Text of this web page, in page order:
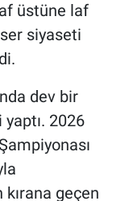
üstüne laf
siyaseti
dev bir
2026
geçen